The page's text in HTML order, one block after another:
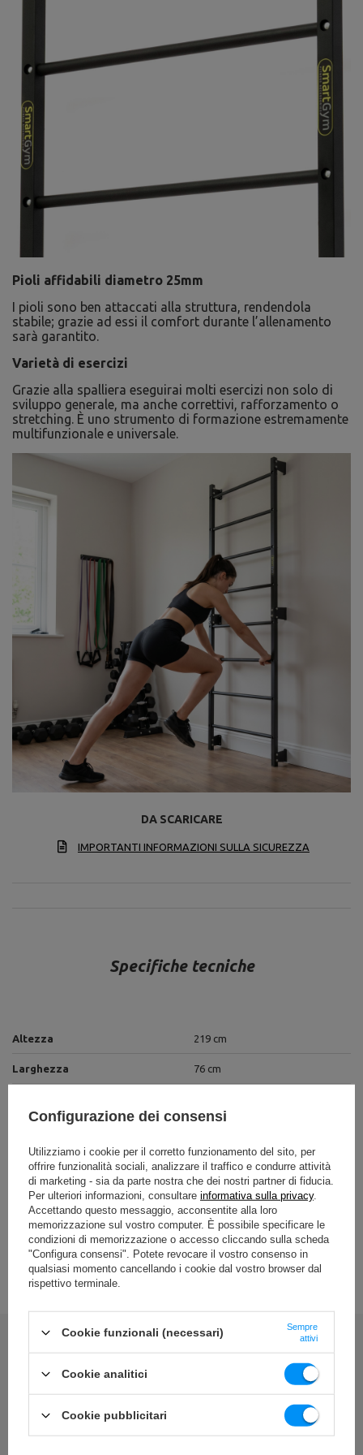
Pioli affidabili diametro 25mm
I pioli sono ben attaccati alla struttura, rendendola
stabile; grazie ad essi il comfort durante l’allenamento
sarà garantito.
Varietà di esercizi
Grazie alla spalliera eseguirai molti esercizi non solo di
sviluppo generale, ma anche correttivi, rafforzamento o
stretching. È uno strumento di formazione estremamente
multifunzionale e universale.
DA SCARICARE
IMPORTANTI INFORMAZIONI SULLA SICUREZZA
Specifiche tecniche
Altezza 219 cm
Larghezza 76 cm
Diametro del gradino 25 mm
Larghezza del piolo 68 cm
16 kg
Carico massimo 150 kg
Fori di fissaggio
finire verniciatura a polvere
Informazioni aggiuntive I tasselli non sono inclusi nel kit
Ente responsabile di questo prodotto nell'UE
Indirizzo:Boczna 41
Codice postale:27-
VEDI TUTTI I PARAMETRI
Scrivi la tua recensione
5/5
Configurazione dei consensi
Utilizziamo i cookie per il corretto funzionamento del sito, per
offrire funzionalità sociali, analizzare il traffico e condurre attività
di marketing - sia da parte nostra che dei nostri partner di fiducia.
Per ulteriori informazioni, consultare informativa sulla privacy.
Accettando questo messaggio, acconsentite alla loro
memorizzazione sul vostro computer. È possibile specificare le
condizioni di memorizzazione o accesso cliccando sulla scheda
"Configura consensi". Potete revocare il vostro consenso in
qualsiasi momento cancellando i cookie dal vostro browser dal
rispettivo terminale.
Cookie funzionali (necessari)
Sempre
attivi
Cookie analitici
Cookie pubblicitari